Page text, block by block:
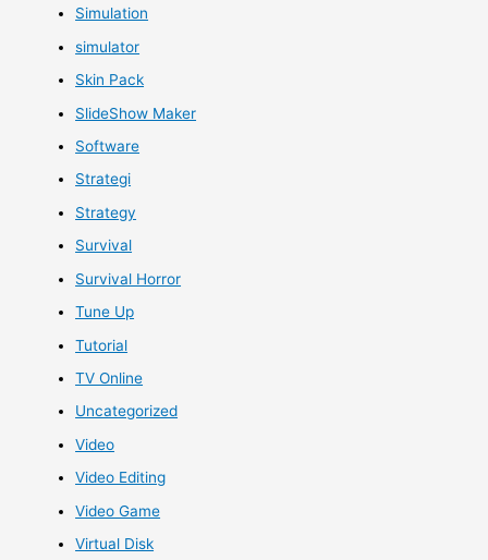
Simulation
simulator
Skin Pack
SlideShow Maker
Software
Strategi
Strategy
Survival
Survival Horror
Tune Up
Tutorial
TV Online
Uncategorized
Video
Video Editing
Video Game
Virtual Disk